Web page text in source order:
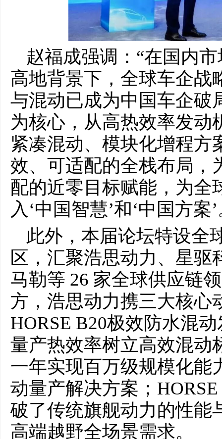
赵福成强调：“在国内
高地背景下，全球车企战
与混动已成为中国车企破
为核心，从高热效率发动
紧凑混动、模块化增程方
效、可适配的全栈布局，
配的近零目标赋能，为全
入‘中国智慧’和‘中国方案
此外，本届论坛特设全
区，汇聚浩思动力、星
马勒等 26 家全球供应链
方，浩思动力携三大核心
HORSE B20极效防水混
量产热效率树立高效混动
一年实现百万级规模化能
动量产解决方案；
破了传统旗舰动力的性能
高端越野全场景需求。